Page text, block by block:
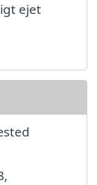
ejet